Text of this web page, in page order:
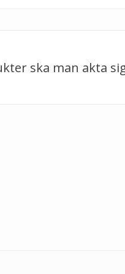
ska man akta